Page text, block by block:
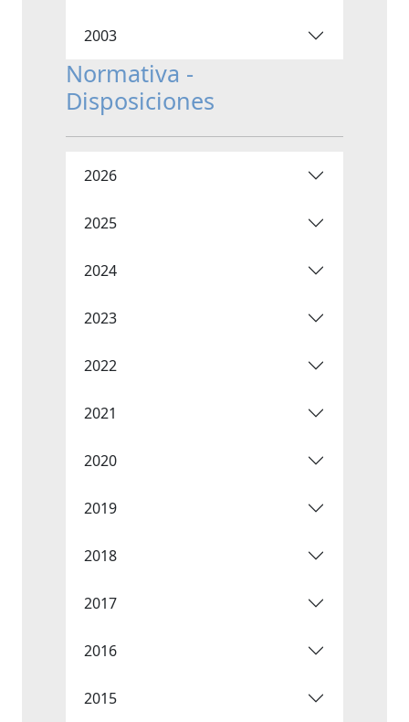
2003
Normativa -
Disposiciones
2026
2025
2024
2023
2022
2021
2020
2019
2018
2017
2016
2015